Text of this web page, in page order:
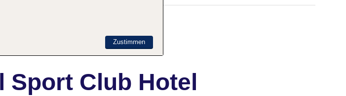
Sport Club Hotel
Zustimmen